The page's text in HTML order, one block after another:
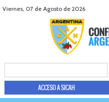
Viernes, 07 de Agosto de 2026
ACCESO A SICAH